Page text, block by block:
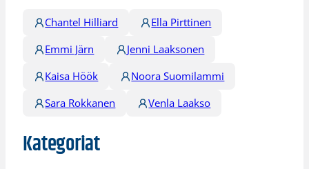
Chantel Hilliard
Ella Pirttinen
Emmi Järn
Jenni Laaksonen
Kaisa Höök
Noora Suomilammi
Sara Rokkanen
Venla Laakso
Kategoriat